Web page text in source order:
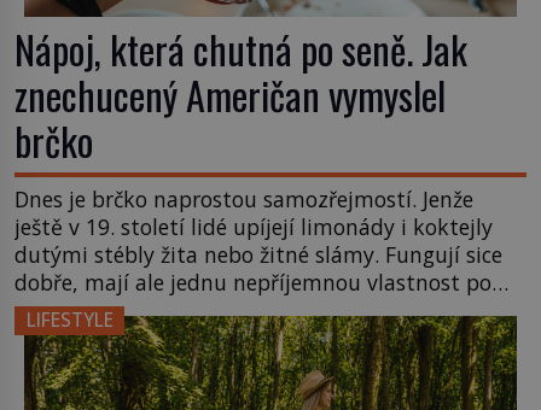
Nápoj, která chutná po seně. Jak
znechucený Američan vymyslel
brčko
Dnes je brčko naprostou samozřejmostí. Jenže
ještě v 19. století lidé upíjejí limonády i koktejly
dutými stébly žita nebo žitné slámy. Fungují sice
dobře, mají ale jednu nepříjemnou vlastnost po
chvíli se rozmáčejí a nápoji dodávají travnatou
příchuť. Právě tahle drobná nepříjemnost přivede
amerického výrobce cigaretových náustků k
nápadu, který změní způsob pití po celém […]
LIFESTYLE